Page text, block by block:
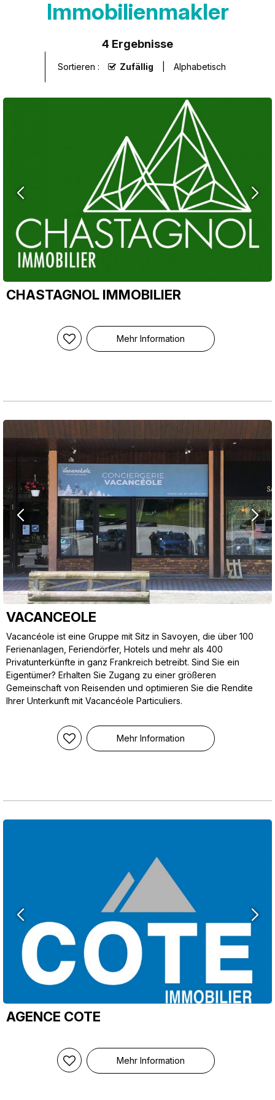
Immobilienmakler
4 Ergebnisse
Sortieren : Zufällig Alphabetisch
CHASTAGNOL IMMOBILIER
Mehr Information
VACANCEOLE
Vacancéole ist eine Gruppe mit Sitz in Savoyen, die über 100
Ferienanlagen, Feriendörfer, Hotels und mehr als 400
Privatunterkünfte in ganz Frankreich betreibt. Sind Sie ein
Eigentümer? Erhalten Sie Zugang zu einer größeren
Gemeinschaft von Reisenden und optimieren Sie die Rendite
Ihrer Unterkunft mit Vacancéole Particuliers.
Mehr Information
AGENCE COTE
Mehr Information